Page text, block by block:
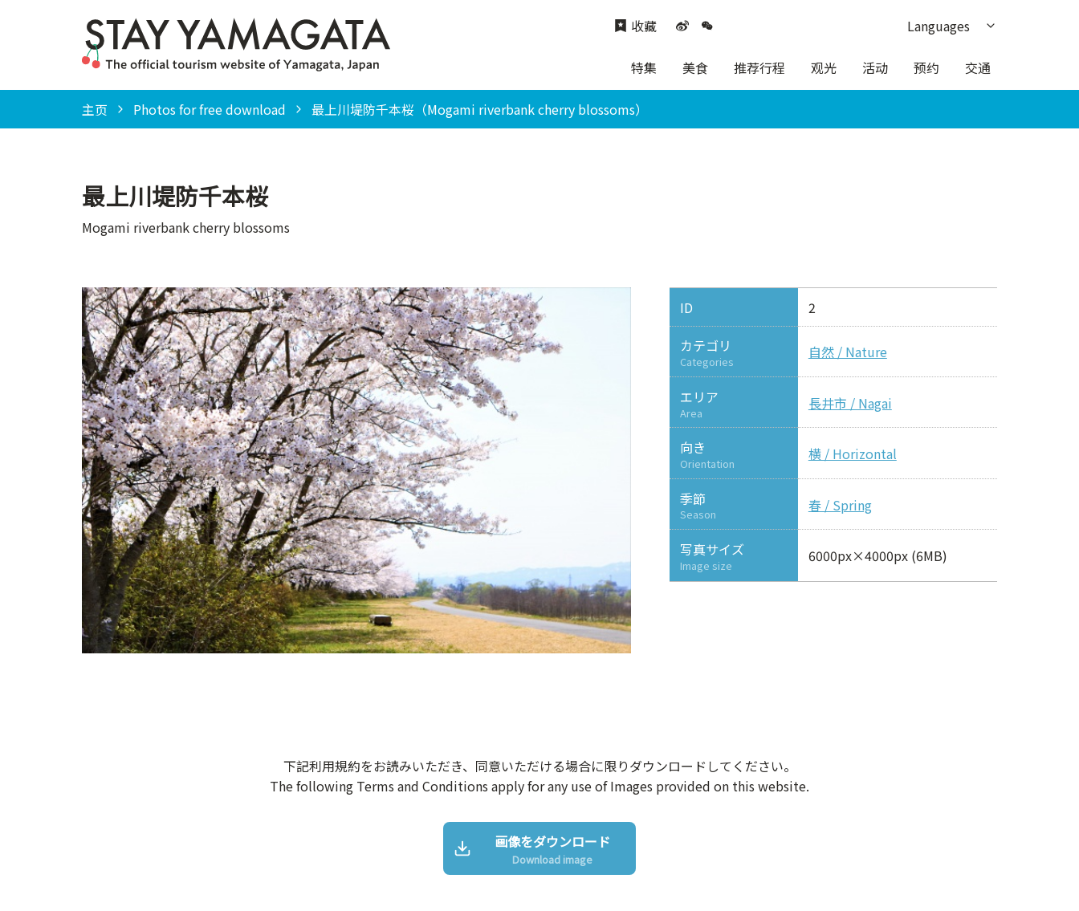
特集 美食 推荐行程 观光 活动 预约 交通
收藏
Languages
日本語
主页 Photos for free download 最上川堤防千本桜（Mogami riverbank cherry blossoms）
最上川堤防千本桜
Mogami riverbank cherry blossoms
ID
2
カテゴリ
Categories
自然 / Nature
エリア
Area
長井市 / Nagai
向き
Orientation
横 / Horizontal
季節
Season
春 / Spring
写真サイズ
Image size
6000px×4000px (6MB)
下記利用規約をお読みいただき、同意いただける場合に限りダウンロードしてください。
The following Terms and Conditions apply for any use of Images provided on this website.
画像をダウンロード
Download image